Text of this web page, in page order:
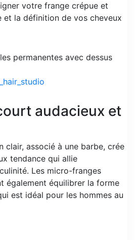
votre frange crépue et
et la définition de vos cheveux
audacieux et
clair, associé à une barbe, crée
tendance qui allie
Les micro-franges
également équilibrer la forme
est idéal pour les hommes au